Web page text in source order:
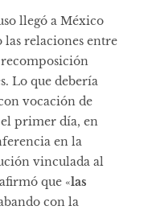
llegó a México
relaciones entre
Lo que debería
vocación de
primer día, en
en la
vinculada al
que «las
con la